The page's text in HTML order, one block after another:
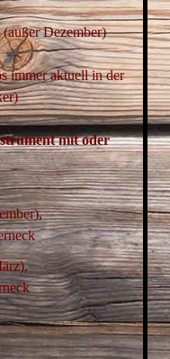
Dezember)
immer aktuell in der
mit oder